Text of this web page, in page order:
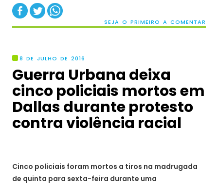
SEJA O PRIMEIRO A COMENTAR
8 DE JULHO DE 2016
Guerra Urbana deixa
cinco policiais mortos em
Dallas durante protesto
contra violência racial
Cinco policiais foram mortos a tiros na madrugada
de quinta para sexta-feira durante uma